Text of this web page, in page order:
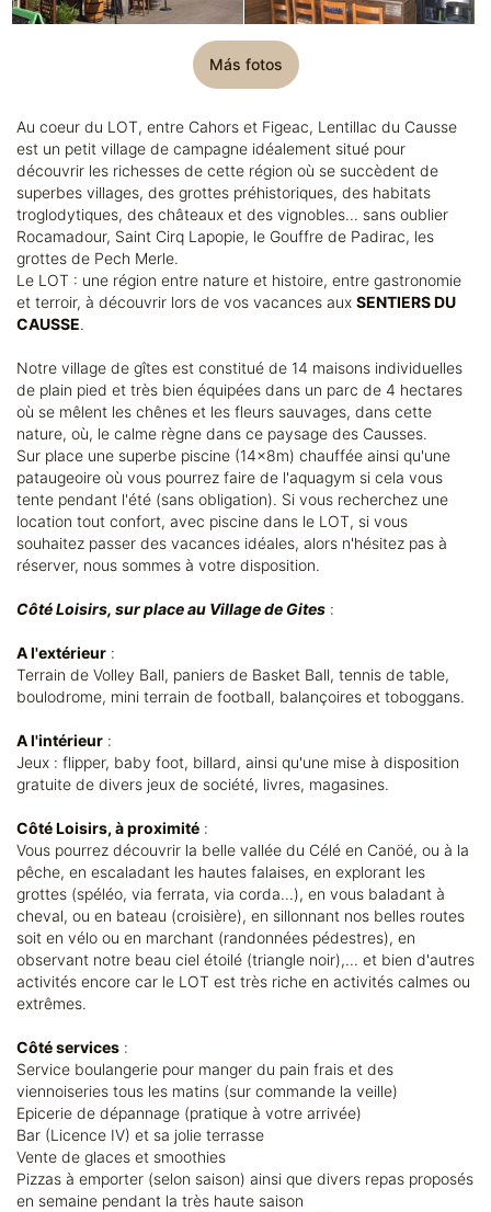
Más fotos
Au coeur du LOT, entre Cahors et Figeac, Lentillac du Causse
est un petit village de campagne idéalement situé pour
découvrir les richesses de cette région où se succèdent de
superbes villages, des grottes préhistoriques, des habitats
troglodytiques, des châteaux et des vignobles... sans oublier
Rocamadour, Saint Cirq Lapopie, le Gouffre de Padirac, les
grottes de Pech Merle.
Le LOT : une région entre nature et histoire, entre gastronomie
et terroir, à découvrir lors de vos vacances aux SENTIERS DU
CAUSSE.
Notre village de gîtes est constitué de 14 maisons individuelles
de plain pied et très bien équipées dans un parc de 4 hectares
où se mêlent les chênes et les fleurs sauvages, dans cette
nature, où, le calme règne dans ce paysage des Causses.
Sur place une superbe piscine (14x8m) chauffée ainsi qu'une
pataugeoire où vous pourrez faire de l'aquagym si cela vous
tente pendant l'été (sans obligation). Si vous recherchez une
location tout confort, avec piscine dans le LOT, si vous
souhaitez passer des vacances idéales, alors n'hésitez pas à
réserver, nous sommes à votre disposition.
Côté Loisirs, sur place au Village de Gites :
A l'extérieur :
Terrain de Volley Ball, paniers de Basket Ball, tennis de table,
boulodrome, mini terrain de football, balançoires et toboggans.
A l'intérieur :
Jeux : flipper, baby foot, billard, ainsi qu'une mise à disposition
gratuite de divers jeux de société, livres, magasines.
Côté Loisirs, à proximité :
Vous pourrez découvrir la belle vallée du Célé en Canöé, ou à la
pêche, en escaladant les hautes falaises, en explorant les
grottes (spéléo, via ferrata, via corda...), en vous baladant à
cheval, ou en bateau (croisière), en sillonnant nos belles routes
soit en vélo ou en marchant (randonnées pédestres), en
observant notre beau ciel étoilé (triangle noir),... et bien d'autres
activités encore car le LOT est très riche en activités calmes ou
extrêmes.
Côté services :
Service boulangerie pour manger du pain frais et des
viennoiseries tous les matins (sur commande la veille)
Epicerie de dépannage (pratique à votre arrivée)
Bar (Licence IV) et sa jolie terrasse
Vente de glaces et smoothies
Pizzas à emporter (selon saison) ainsi que divers repas proposés
en semaine pendant la très haute saison